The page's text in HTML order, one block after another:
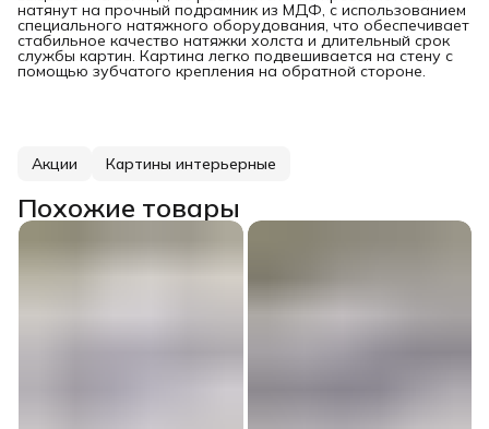
натянут на прочный подрамник из МДФ, с использованием
специального натяжного оборудования, что обеспечивает
стабильное качество натяжки холста и длительный срок
службы картин. Картина легко подвешивается на стену с
помощью зубчатого крепления на обратной стороне.
Акции Картины интерьерные
Похожие товары